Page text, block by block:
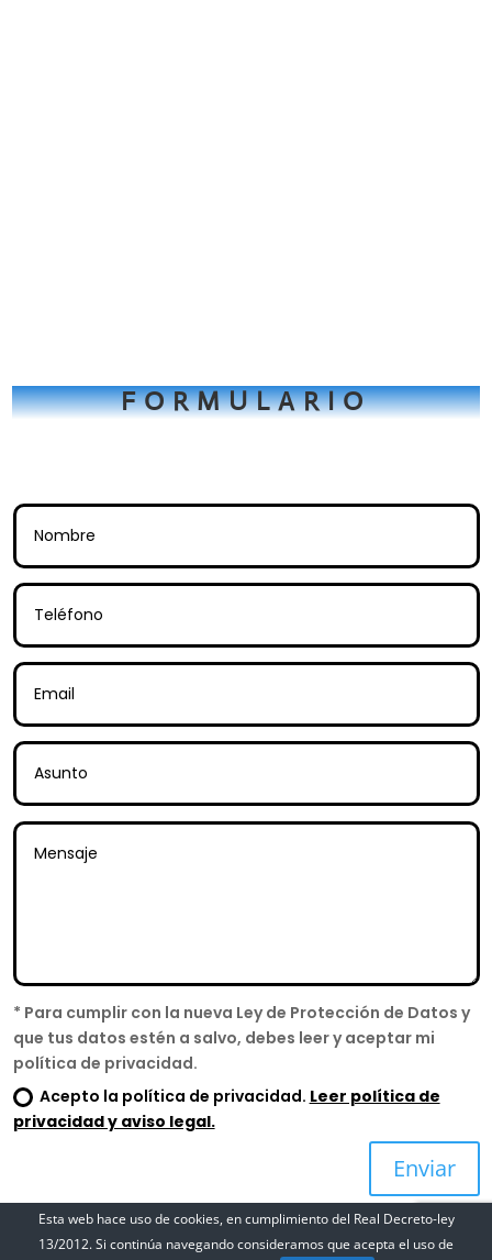
FORMULARIO
* Para cumplir con la nueva Ley de Protección de Datos y
que tus datos estén a salvo, debes leer y aceptar mi
política de privacidad.
Acepto la política de privacidad. Leer política de
privacidad y aviso legal.
Enviar
Esta web hace uso de cookies, en cumplimiento del Real Decreto-ley
13/2012. Si continúa navegando consideramos que acepta el uso de